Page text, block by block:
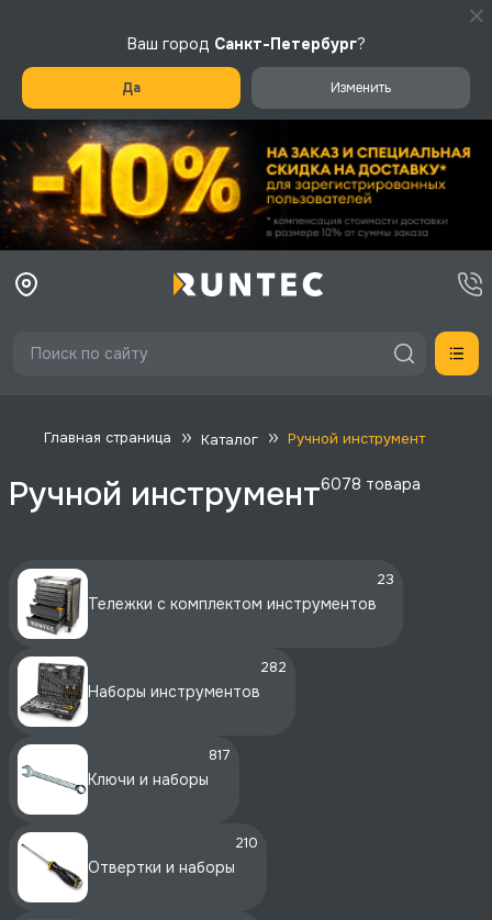
Ваш город Санкт-Петербург?
Да Изменить
Главная страница Каталог Ручной инструмент
Ручной инструмент6078 товара
Тележки с комплектом инструментов
23
Наборы инструментов
282
Ключи и наборы
817
Отвертки и наборы
210